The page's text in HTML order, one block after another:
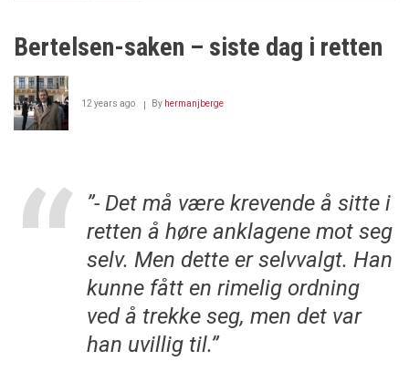
norsk
Bertelsen-saken – siste dag i retten
12 years ago By hermanjberge
”- Det må være krevende å sitte i
retten å høre anklagene mot seg
selv. Men dette er selvvalgt. Han
kunne fått en rimelig ordning
ved å trekke seg, men det var
han uvillig til.”